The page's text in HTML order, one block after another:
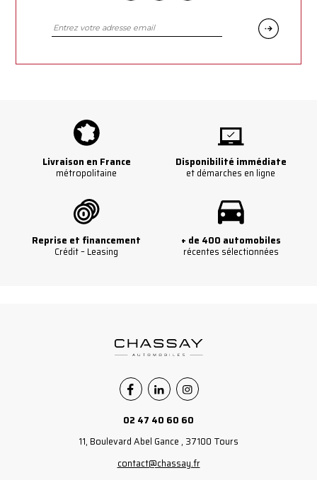
Livraison en France
métropolitaine
Disponibilité immédiate
et démarches en ligne
Reprise et financement
Crédit – Leasing
+ de 400 automobiles
récentes sélectionnées
02 47 40 60 60
11, Boulevard Abel Gance , 37100 Tours
contact@chassay.fr
FacebookLinkedinInstagram